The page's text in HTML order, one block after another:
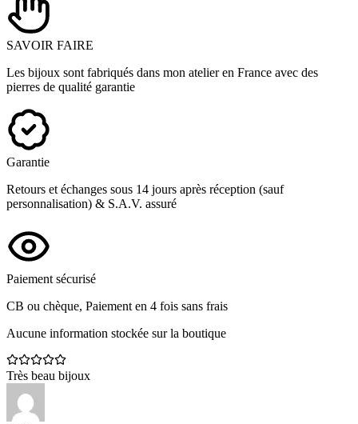
SAVOIR FAIRE
Les bijoux sont fabriqués dans mon atelier en France avec des
pierres de qualité garantie
Garantie
Retours et échanges sous 14 jours après réception (sauf
personnalisation) & S.A.V. assuré
Paiement sécurisé
CB ou chèque, Paiement en 4 fois sans frais
Aucune information stockée sur la boutique
Très beau bijoux